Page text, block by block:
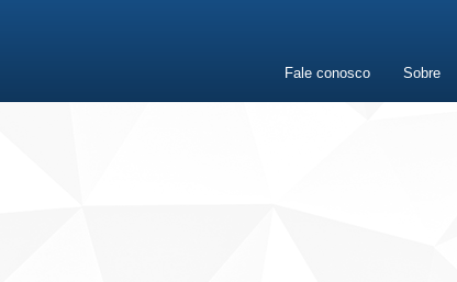
Fale conosco Sobre